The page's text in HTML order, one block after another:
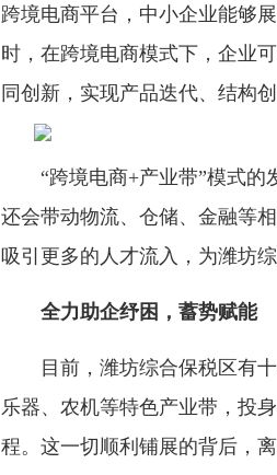
跨境电商平台，中小企业能够
时，在跨境电商模式下，企业
同创新，实现产品迭代、结构
“跨境电商+产业带”模式的
还会带动物流、仓储、金融等
吸引更多的人才流入，为潍坊
全力助企纾困，蓄势赋能
目前，潍坊综合保税区有十
乐器、农机等特色产业带，投
程。这一切顺利铺展的背后，